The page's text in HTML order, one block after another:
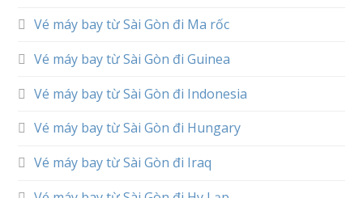
Vé máy bay từ Sài Gòn đi Ma rốc
Vé máy bay từ Sài Gòn đi Guinea
Vé máy bay từ Sài Gòn đi Indonesia
Vé máy bay từ Sài Gòn đi Hungary
Vé máy bay từ Sài Gòn đi Iraq